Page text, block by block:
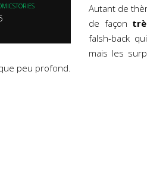
Autant de
de façon
falsh-back
mais les
peu profond.